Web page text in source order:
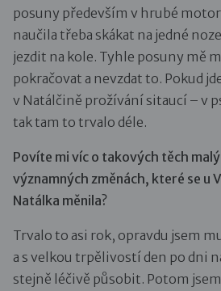
posuny především v hrubé
naučila třeba skákat na jedné
jezdit na kole. Tyhle posuny mě
pokračovat a nevzdat to. Pokud
v Natálčině prožívání sitaucí – v
tak tam to trvalo déle.
Povíte mi víc o takových těch
významných změnách, které se u
Natálka měnila?
Trvalo to asi rok, opravdu jsem
a s velkou trpělivostí den po dni
stejně léčivě působit. Potom